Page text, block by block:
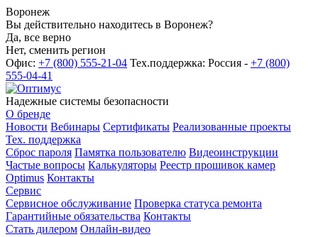
Воронеж
Вы действительно находитесь в Воронеж?
Да, все верно
Нет, сменить регион
Офис: +7 (800) 555-21-04 Тех.поддержка: Россия - +7 (800)
555-04-41
Надежные системы безопасности
О бренде
Новости Вебинары Сертификаты Реализованные проекты
Тех. поддержка
Сброс пароля Памятка пользователю Видеоинструкции
Частые вопросы Калькуляторы Реестр прошивок камер
Optimus Контакты
Сервис
Сервисное обслуживание Проверка статуса ремонта
Гарантийные обязательства Контакты
Стать дилером Онлайн-видео